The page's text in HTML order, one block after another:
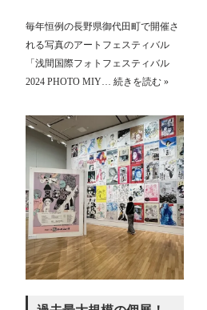
毎年恒例の長野県御代田町で開催さ
れる写真のアートフェスティバル
「浅間国際フォトフェスティバル
2024 PHOTO MIY… 続きを読む »